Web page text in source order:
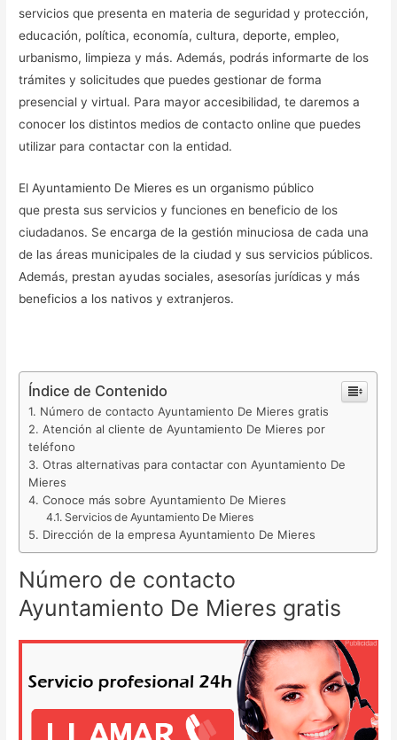
servicios que presenta en materia de seguridad y protección,
educación, política, economía, cultura, deporte, empleo,
urbanismo, limpieza y más. Además, podrás informarte de los
trámites y solicitudes que puedes gestionar de forma
presencial y virtual. Para mayor accesibilidad, te daremos a
conocer los distintos medios de contacto online que puedes
utilizar para contactar con la entidad.
El Ayuntamiento De Mieres es un organismo público
que presta sus servicios y funciones en beneficio de los
ciudadanos. Se encarga de la gestión minuciosa de cada una
de las áreas municipales de la ciudad y sus servicios públicos.
Además, prestan ayudas sociales, asesorías jurídicas y más
beneficios a los nativos y extranjeros.
Índice de Contenido
Número de contacto Ayuntamiento De Mieres gratis
Atención al cliente de Ayuntamiento De Mieres por
teléfono
Otras alternativas para contactar con Ayuntamiento De
Mieres
Conoce más sobre Ayuntamiento De Mieres
Servicios de Ayuntamiento De Mieres
Dirección de la empresa Ayuntamiento De Mieres
Número de contacto
Ayuntamiento De Mieres gratis